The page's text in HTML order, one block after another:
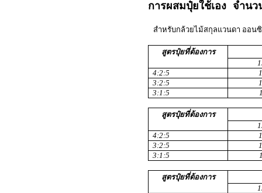
การผสมปุ๋ยใช้เอง จำ
สำหรับกล้วยไม้สกุลแวนดา ออน
สูตรปุ๋ยที่ต้องการ
4:2:5
3:2:5
3:1:5
สูตรปุ๋ยที่ต้องการ
4:2:5
3:2:5
3:1:5
สูตรปุ๋ยที่ต้องการ